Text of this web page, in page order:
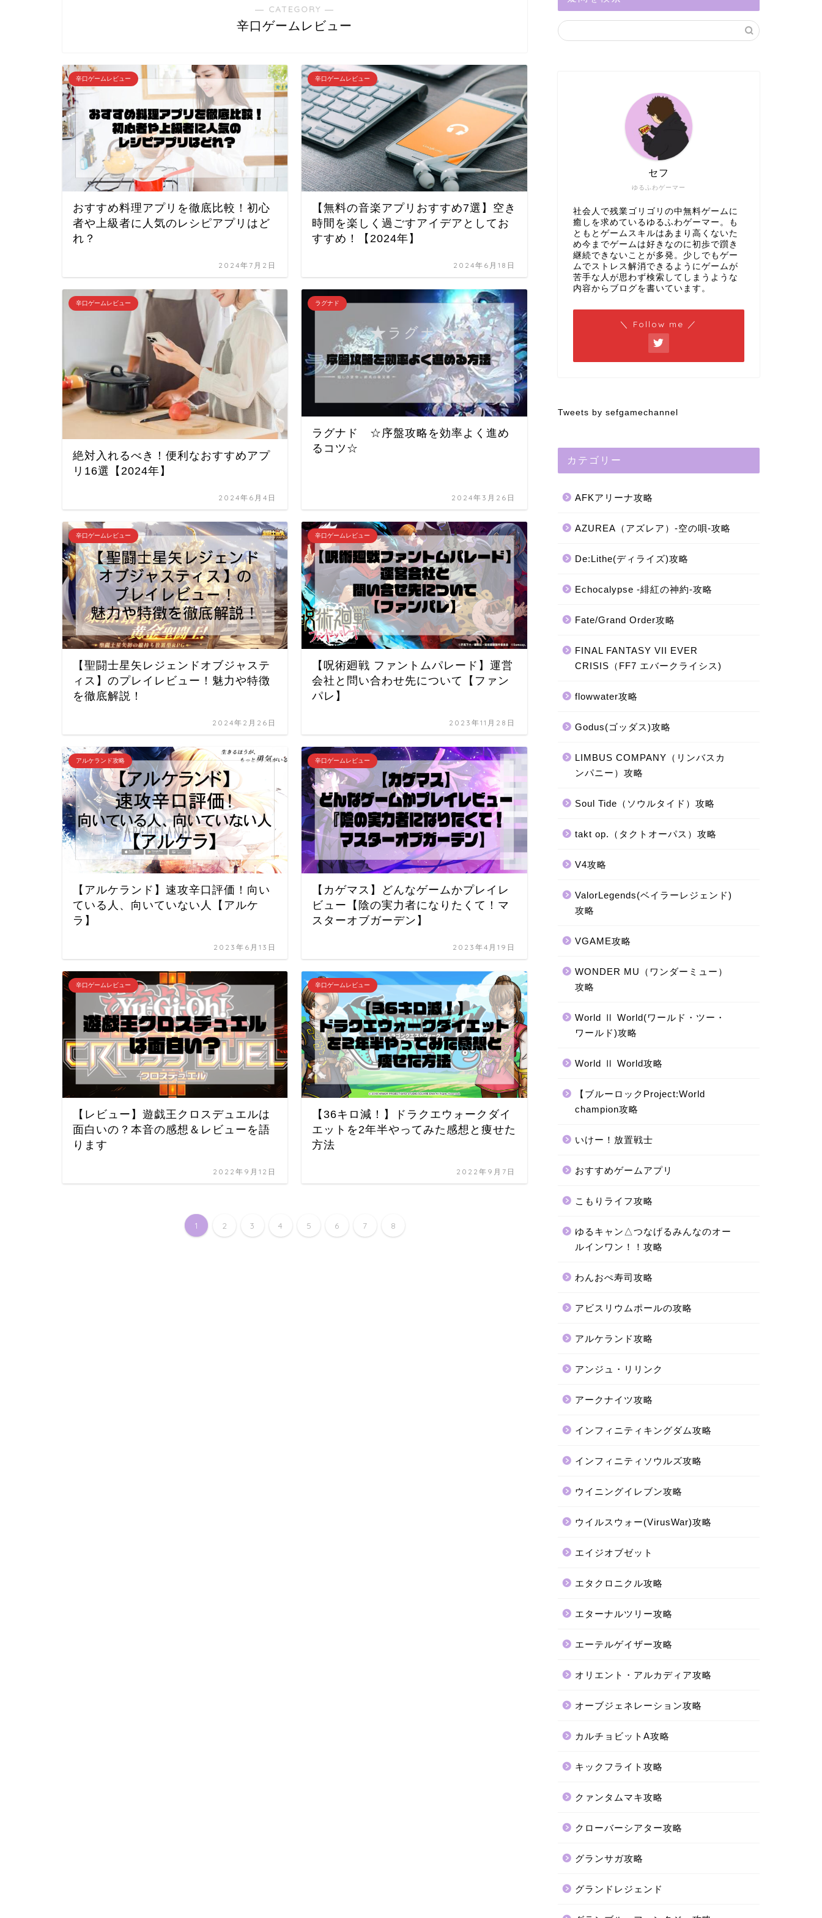
― CATEGORY ―
辛口ゲームレビュー
辛口ゲームレビュー
おすすめ料理アプリを徹底比較！初心
者や上級者に人気のレシピアプリはど
れ？
2024年7月2日
辛口ゲームレビュー
【無料の音楽アプリおすすめ7選】空き
時間を楽しく過ごすアイデアとしてお
すすめ！【2024年】
2024年6月18日
辛口ゲームレビュー
絶対入れるべき！便利なおすすめアプ
リ16選【2024年】
2024年6月4日
ラグナド
ラグナド ☆序盤攻略を効率よく進め
るコツ☆
2024年3月26日
辛口ゲームレビュー
【聖闘士星矢レジェンドオブジャステ
ィス】のプレイレビュー！魅力や特徴
を徹底解説！
2024年2月26日
辛口ゲームレビュー
【呪術廻戦 ファントムパレード】運営
会社と問い合わせ先について【ファン
パレ】
2023年11月28日
アルケランド攻略
【アルケランド】速攻辛口評価！向い
ている人、向いていない人【アルケ
ラ】
2023年6月13日
辛口ゲームレビュー
【カゲマス】どんなゲームかプレイレ
ビュー【陰の実力者になりたくて！マ
スターオブガーデン】
2023年4月19日
辛口ゲームレビュー
【レビュー】遊戯王クロスデュエルは
⾯⽩いの？本⾳の感想＆レビューを語
ります
2022年9月12日
辛口ゲームレビュー
【36キロ減！】ドラクエウォークダイ
エットを2年半やってみた感想と痩せた
方法
2022年9月7日
1 2 3 4 5 6 7 8
ゆるふわゲーマー
セフ
社会人で残業ゴリゴリの中無料ゲームに
癒しを求めているゆるふわゲーマー。も
ともとゲームスキルはあまり高くないた
め今までゲームは好きなのに初歩で躓き
継続できないことが多発。少しでもゲー
ムでストレス解消できるようにゲームが
苦手な人が思わず検索してしまうような
内容からブログを書いています。
＼ Follow me ／
Tweets by sefgamechannel
カテゴリー
AFKアリーナ攻略
AZUREA（アズレア）-空の唄-攻略
De:Lithe(ディライズ)攻略
Echocalypse -緋紅の神約-攻略
Fate/Grand Order攻略
FINAL FANTASY VII EVER
CRISIS（FF7 エバークライシス)
flowwater攻略
Godus(ゴッダス)攻略
LIMBUS COMPANY（リンバスカ
ンパニー）攻略
Soul Tide（ソウルタイド）攻略
takt op.（タクトオーパス）攻略
V4攻略
ValorLegends(ベイラーレジェンド)
攻略
VGAME攻略
WONDER MU（ワンダーミュー）
攻略
World Ⅱ World(ワールド・ツー・
ワールド)攻略
World Ⅱ World攻略
【ブルーロックProject:World
champion攻略
いけー！放置戦士
おすすめゲームアプリ
こもりライフ攻略
ゆるキャン△つなげるみんなのオー
ルインワン！！攻略
わんおぺ寿司攻略
アビスリウムポールの攻略
アルケランド攻略
アンジュ・リリンク
アークナイツ攻略
インフィニティキングダム攻略
インフィニティソウルズ攻略
ウイニングイレブン攻略
ウイルスウォー(VirusWar)攻略
エイジオブゼット
エタクロニクル攻略
エターナルツリー攻略
エーテルゲイザー攻略
オリエント・アルカディア攻略
オーブジェネレーション攻略
カルチョビットA攻略
キックフライト攻略
クァンタムマキ攻略
クローバーシアター攻略
グランサガ攻略
グランドレジェンド